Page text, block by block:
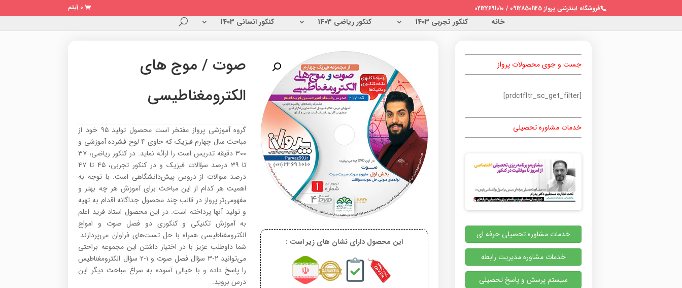
فروشگاه اینترنتی پرواز 09128501125 / 02122691010 0 آیتم
خانه کنکور تجربی 1403 کنکور ریاضی 1403 کنکور انسانی 1403
این محصول دارای نشان های زیر است :
صوت / موج های
الکترومغناطیسی
گروه آموزشی پرواز مفتخر است محصول تولید ۹۵ خود از
مباحث سال چهارم فیزیک که حاوی ۴ لوح فشرده آموزشی و
۳۰۰ دقیقه تدریس است را ارائه نماید. در کنکور ریاضی، ۳۷
تا ۳۹ درصد سؤالات فیزیک و در کنکور تجربی، ۴۵ تا ۴۷
درصد سوالات از دروس پیش‌دانشگاهی است. با توجه به
اهمیت هر کدام از این مباحث برای آموزش هر چه بهتر و
مفهومی‌تر پرواز در قالب چند محصول جداگانه اقدام به تهیه
و تولید آنها پرداخته است. در این محصول استاد فرید اعلم
به آموزش تکنیکی و کنکوری دو فصل صوت و امواج
الکترومغناطیسی همراه با حل تست‌های فراوان می‌پردازند.
شما داوطلب عزیز با در اختیار داشتن این مجموعه براحتی
می‌توانید ۲-۳ سؤال فصل صوت و ۱-۲ سؤال الکترومغناطیس
را پاسخ داده و با خیالی آسوده به سراغ مباحث دیگر این
درس بروید.
جست و جوی محصولات پرواز
[prdctfltr_sc_get_filter]
خدمات مشاوره تحصیلی
خدمات مشاوره تحصیلی حرفه ای
خدمات مشاوره مدیریت رابطه
سیستم پرسش و پاسخ تحصیلی